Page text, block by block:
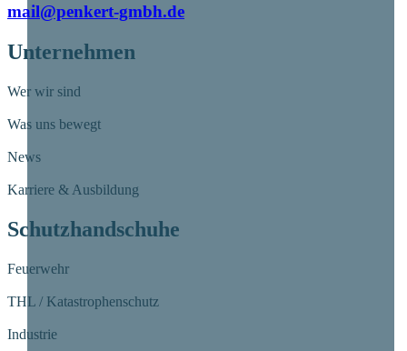
mail@penkert-gmbh.de
Unternehmen
Wer wir sind
Was uns bewegt
News
Karriere & Ausbildung
Schutzhandschuhe
Feuerwehr
THL / Katastrophenschutz
Industrie